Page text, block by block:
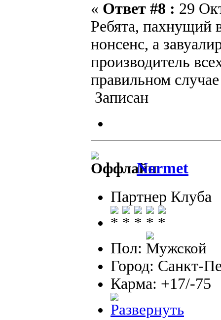
« Ответ #8 : 29
Ребята, пахнущий
нонсенс, а
производитель
правильном
Записан
Normet
Партнер Клуба
Пол:
Город: Санкт-
Карма: +17/-75